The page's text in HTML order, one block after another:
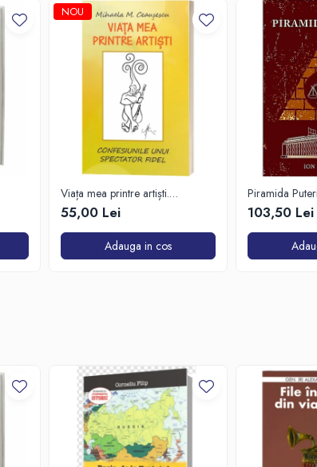
NOU
Viața mea printre artiști.
Confesiunile unui spectator fidel
55,00 Lei
Adauga in cos
Piramida
om care a
culisele
Parlamentului
103,50 Lei